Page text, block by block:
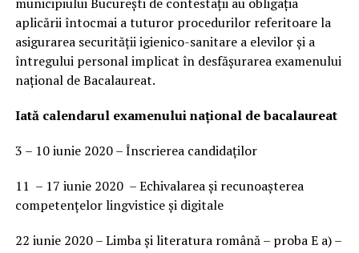
aplicării întocmai a tuturor procedurilor referitoare la
asigurarea securității igienico-sanitare a elevilor și a
întregului personal implicat în desfășurarea examenului
național de Bacalaureat.
Iată calendarul examenului național de bacalaureat
3 – 10 iunie 2020 – Înscrierea candidaților
11 – 17 iunie 2020 – Echivalarea și recunoașterea
competențelor lingvistice și digitale
22 iunie 2020 – Limba și literatura română – proba E a) –